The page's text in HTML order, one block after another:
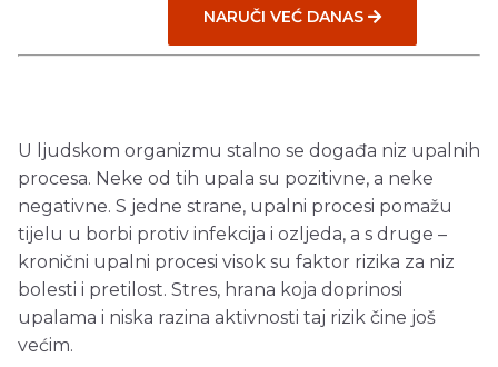
NARUČI VEĆ DANAS
U ljudskom organizmu stalno se događa niz upalnih
procesa. Neke od tih upala su pozitivne, a neke
negativne. S jedne strane, upalni procesi pomažu
tijelu u borbi protiv infekcija i ozljeda, a s druge –
kronični upalni procesi visok su faktor rizika za niz
bolesti i pretilost. Stres, hrana koja doprinosi
upalama i niska razina aktivnosti taj rizik čine još
većim.